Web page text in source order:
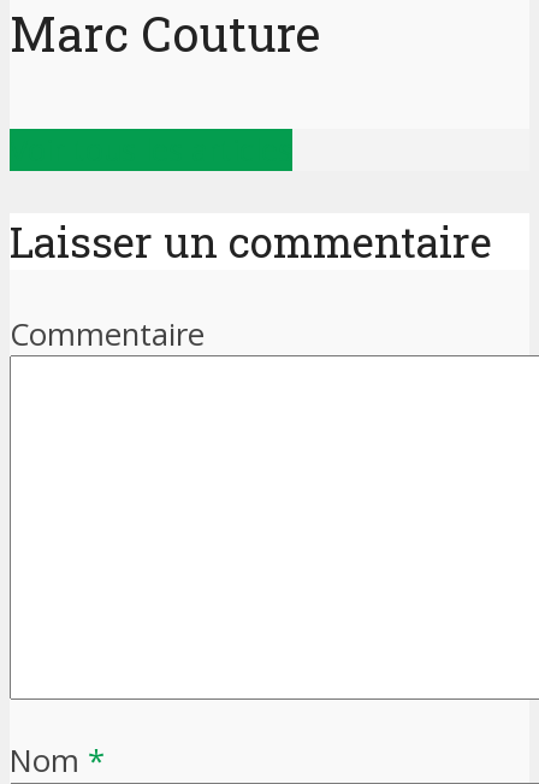
Marc Couture
Laisser un commentaire
Commentaire
Nom *